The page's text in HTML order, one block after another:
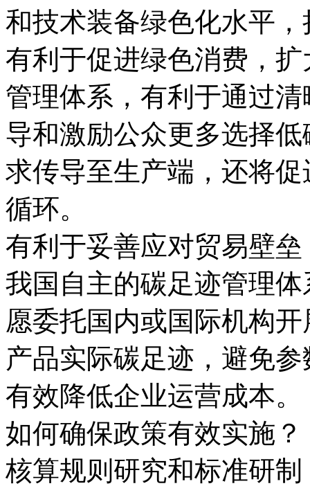
和技术装备绿色化水平
有利于促进绿色消费，
管理体系，有利于通过
导和激励公众更多选择
求传导至生产端，还将
循环。
有利于妥善应对贸易壁
我国自主的碳足迹管理
愿委托国内或国际机构
产品实际碳足迹，避免
有效降低企业运营成本。
如何确保政策有效实施
核算规则研究和标准研